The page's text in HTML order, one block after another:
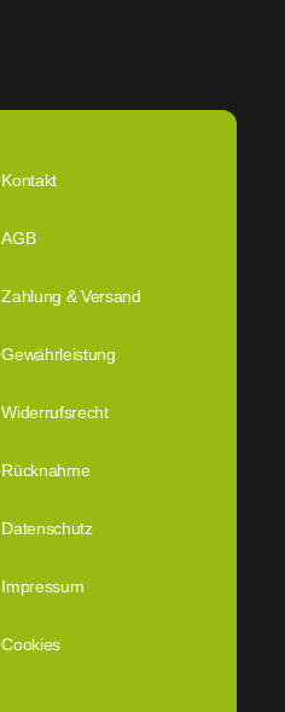
Kontakt
AGB
Zahlung & Versand
Gewährleistung
Widerrufsrecht
Rücknahme
Datenschutz
Impressum
Cookies